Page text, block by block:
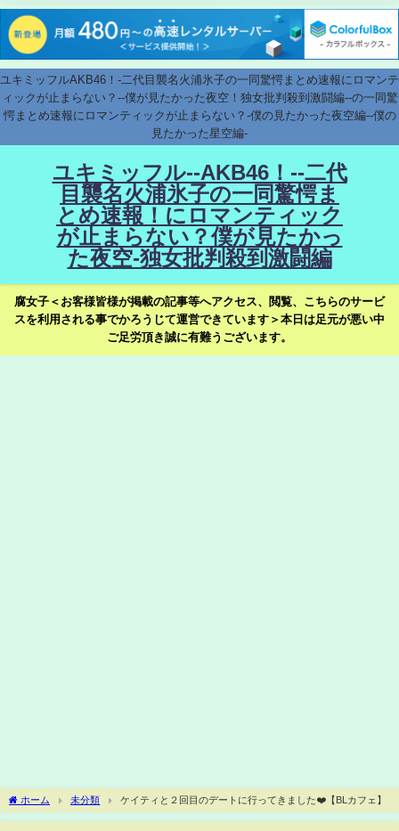
ユキミッフルAKB46！-二代目襲名火浦氷子の一同驚愕まとめ速報にロマンテ
ィックが止まらない？--僕が見たかった夜空！独女批判殺到激闘編--の一同驚
愕まとめ速報にロマンティックが止まらない？-僕の見たかった夜空編--僕の
見たかった星空編-
ユキミッフル--AKB46！--二代
目襲名火浦氷子の一同驚愕ま
とめ速報！にロマンティック
が止まらない？僕が見たかっ
た夜空-独女批判殺到激闘編
腐女子＜お客様皆様が掲載の記事等へアクセス、閲覧、こちらのサービ
スを利用される事でかろうじて運営できています＞本日は足元が悪い中
ご足労頂き誠に有難うございます。
ホーム 未分類 ケイティと２回目のデートに行ってきました❤️【BLカフェ】